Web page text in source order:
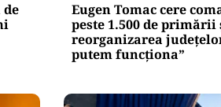
Eugen Tomac cere
peste 1.500 de primării
reorganizarea
putem funcționa”